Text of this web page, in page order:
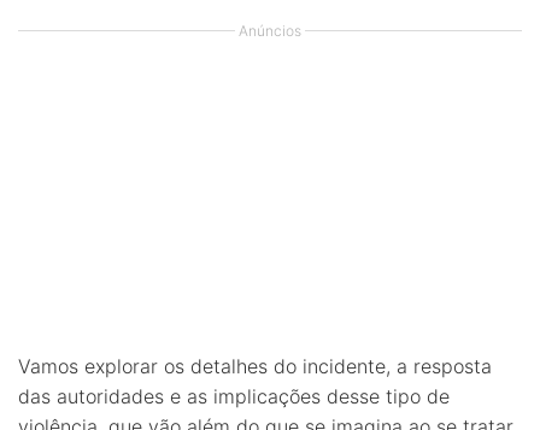
Anúncios
Vamos explorar os detalhes do incidente, a resposta
das autoridades e as implicações desse tipo de